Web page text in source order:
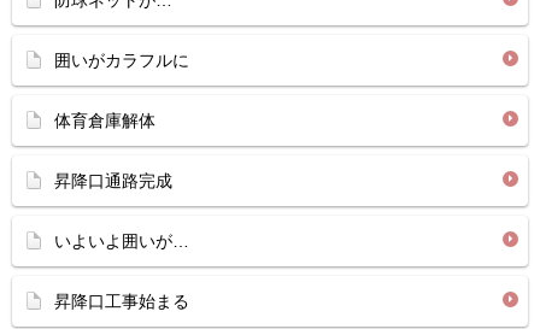
囲いがカラフルに
体育倉庫解体
昇降口通路完成
いよいよ囲いが…
昇降口工事始まる